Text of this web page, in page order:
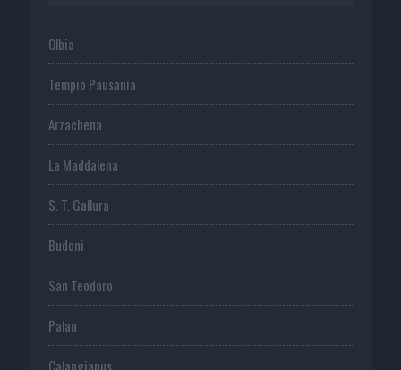
Olbia
Tempio Pausania
Arzachena
La Maddalena
S. T. Gallura
Budoni
San Teodoro
Palau
Calangianus